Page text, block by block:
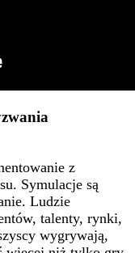
​z
Symulacje są
Ludzie
talenty, rynki,
wygrywają,